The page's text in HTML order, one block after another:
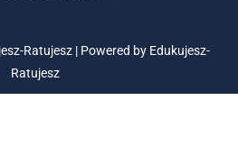
Ratujesz | Powered by Edukujesz-
Ratujesz